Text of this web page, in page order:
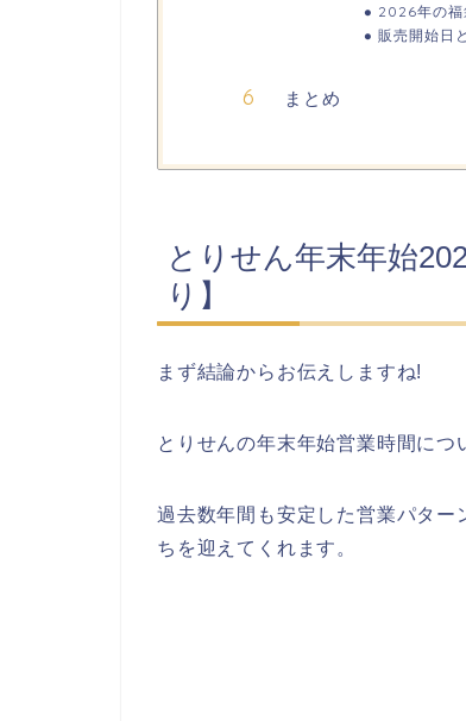
2026年の福
販売開始日
まとめ
とりせん年末年始
り】
まず結論からお伝えしますね!
とりせんの年末年始営業時間につ
過去数年間も安定した営業パター
ちを迎えてくれます。